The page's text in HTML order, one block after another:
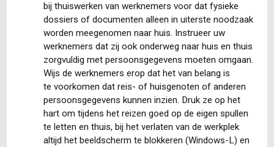
bij thuiswerken van werknemers voor dat fysieke
dossiers of documenten alleen in uiterste noodzaak
worden meegenomen naar huis. Instrueer uw
werknemers dat zij ook onderweg naar huis en thuis
zorgvuldig met persoonsgegevens moeten omgaan.
Wijs de werknemers erop dat het van belang is
te voorkomen dat reis- of huisgenoten of anderen
persoonsgegevens kunnen inzien. Druk ze op het
hart om tijdens het reizen goed op de eigen spullen
te letten en thuis, bij het verlaten van de werkplek
altijd het beeldscherm te blokkeren (Windows-L) en